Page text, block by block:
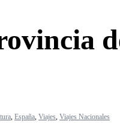
España Viajes Viajes Nacionales